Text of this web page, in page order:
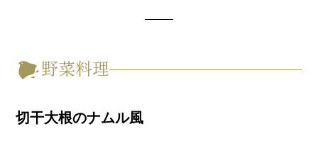
野菜料理
切干大根のナムル風